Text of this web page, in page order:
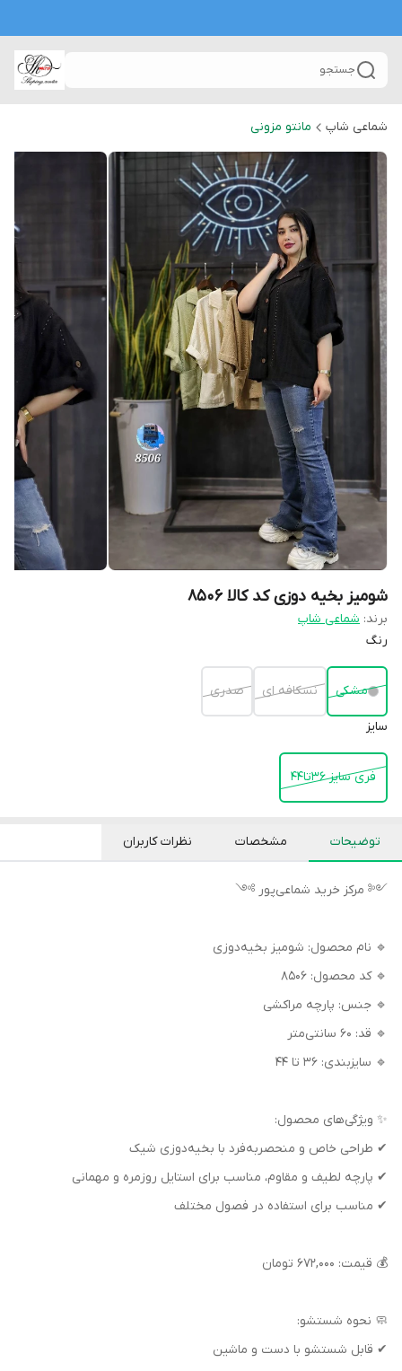
جستجو
شماعی شاپ مانتو مزونی
شومیز بخیه دوزی کد کالا ۸۵۰۶
برند: شماعی شاپ
رنگ
مشکی نسکافه ای صدری
سایز
فری سایز ۳۶تا۴۴
توضیحات مشخصات نظرات کاربران
༺ مرکز خرید شماعی‌پور ༻
🔹 نام محصول: شومیز بخیه‌دوزی
🔹 کد محصول: ۸۵۰۶
🔹 جنس: پارچه مراکشی
🔹 قد: ۶۰ سانتی‌متر
🔹 سایزبندی: ۳۶ تا ۴۴
✨ ویژگی‌های محصول:
✔ طراحی خاص و منحصربه‌فرد با بخیه‌دوزی شیک
✔ پارچه لطیف و مقاوم، مناسب برای استایل روزمره و مهمانی
✔ مناسب برای استفاده در فصول مختلف
💰 قیمت: ۶۷۲,۰۰۰ تومان
🧼 نحوه شستشو:
✔ قابل شستشو با دست و ماشین